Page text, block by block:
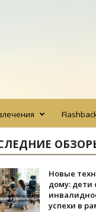
Новые
дому: дети
успехи в